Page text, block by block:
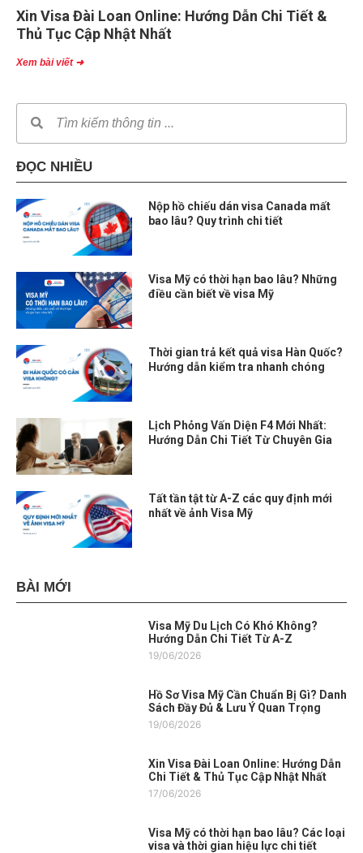
Xin Visa Đài Loan Online: Hướng Dẫn Chi Tiết &
Thủ Tục Cập Nhật Nhất
Xem bài viết ➜
ĐỌC NHIỀU
Nộp hồ chiếu dán visa Canada mất
bao lâu? Quy trình chi tiết
Visa Mỹ có thời hạn bao lâu? Những
điều cần biết về visa Mỹ
Thời gian trả kết quả visa Hàn Quốc?
Hướng dẫn kiểm tra nhanh chóng
Lịch Phỏng Vấn Diện F4 Mới Nhất:
Hướng Dẫn Chi Tiết Từ Chuyên Gia
Tất tần tật từ A-Z các quy định mới
nhất về ảnh Visa Mỹ
BÀI MỚI
Visa Mỹ Du Lịch Có Khó Không?
Hướng Dẫn Chi Tiết Từ A-Z
19/06/2026
Hồ Sơ Visa Mỹ Cần Chuẩn Bị Gì? Danh
Sách Đầy Đủ & Lưu Ý Quan Trọng
19/06/2026
Xin Visa Đài Loan Online: Hướng Dẫn
Chi Tiết & Thủ Tục Cập Nhật Nhất
17/06/2026
Visa Mỹ có thời hạn bao lâu? Các loại
visa và thời gian hiệu lực chi tiết